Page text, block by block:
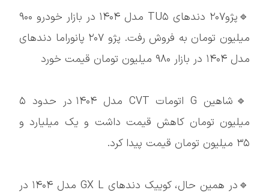
🔹پژو۲۰۷ دندهای TU۵ مدل ۱۴۰۴ در بازار خودرو ۹۰۰
میلیون تومان به فروش رفت. پژو ۲۰۷ پانوراما دندهای
مدل ۱۴۰۴ در بازار ۹۸۰ میلیون تومان قیمت خورد
🔹شاهین G اتومات CVT مدل ۱۴۰۴ در حدود ۵
میلیون تومان کاهش قیمت داشت و یک میلیارد و
۳۵ میلیون تومان قیمت پیدا کرد.
🔹در همین حال، کوییک دندهای GX L مدل ۱۴۰۴ در